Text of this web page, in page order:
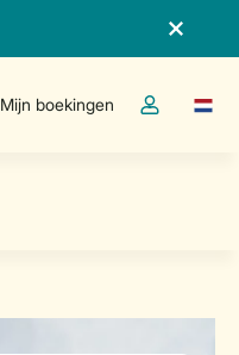
Mijn boekingen
Open deTaal